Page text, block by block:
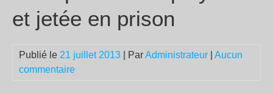
et jetée en prison
Publié le 21 juillet 2013 | ParAdministrateur
Aucun
commentaire